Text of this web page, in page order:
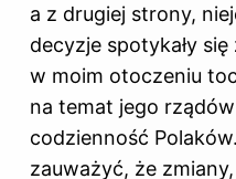
a z drugiej strony,
decyzje spotykały
w moim otoczeniu
na temat jego
codzienność
zauważyć, że